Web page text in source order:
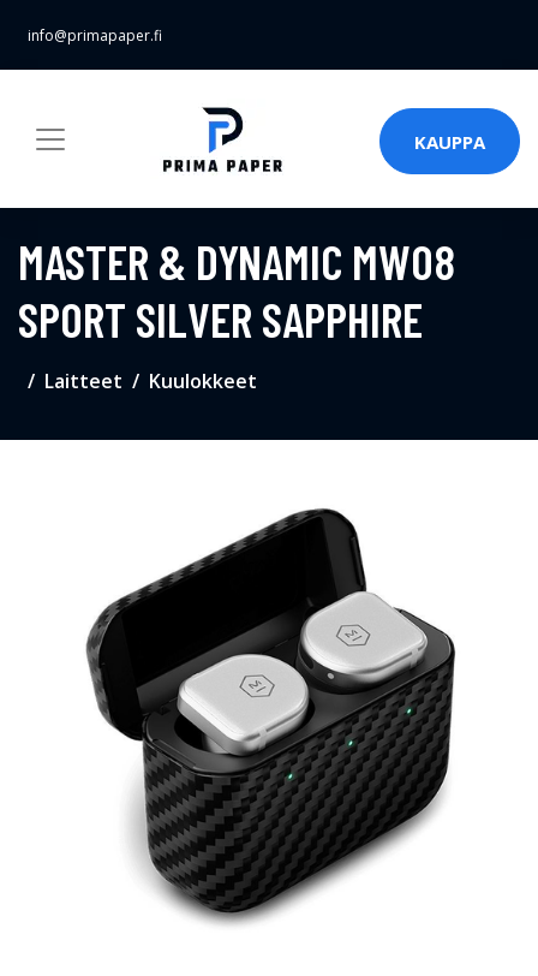
info@primapaper.fi
KAUPPA
MASTER & DYNAMIC MW08
SPORT SILVER SAPPHIRE
Laitteet Kuulokkeet